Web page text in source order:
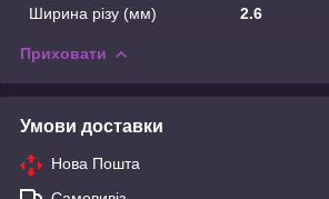
Ширина різу (мм)
2.6
Приховати
Умови доставки
Нова Пошта